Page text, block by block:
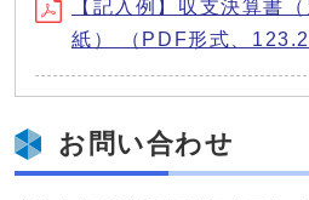
【記入例】収支決算書
紙） （PDF形式、
お問い合わせ